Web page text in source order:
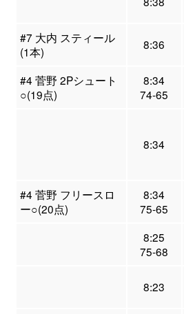
#7 大内 スティール
(1本)
8:36
#4 菅野 2Pシュート
○(19点)
8:34
74-65
8:34
#4 菅野 フリースロ
ー○(20点)
8:34
75-65
8:25
75-68
8:23